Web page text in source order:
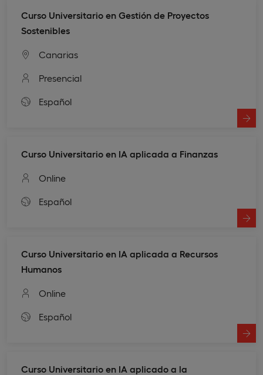
Curso Universitario en Gestión de Proyectos
Sostenibles
Canarias
Presencial
Español
Curso Universitario en IA aplicada a Finanzas
Online
Español
Curso Universitario en IA aplicada a Recursos
Humanos
Online
Español
Curso Universitario en IA aplicado a la